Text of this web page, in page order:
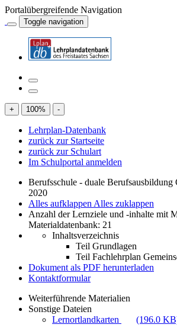
Portalübergreifende Navigation
Toggle navigation
+ 100% -
Lehrplan-Datenbank
zurück zur Startseite
zurück zur Schulart
Im Schulportal anmelden
Berufsschule - duale Berufsausbildung
2020
Alles aufklappen Alles zuklappen
Anzahl der Lernziele und -inhalte mit
Materialdatenbank: 21
Inhaltsverzeichnis
Teil Grundlagen
Teil Fachlehrplan
Dokument als PDF herunterladen
Kontaktformular
Weiterführende Materialien
Sonstige Dateien
Lernortlandkarten
(196.0